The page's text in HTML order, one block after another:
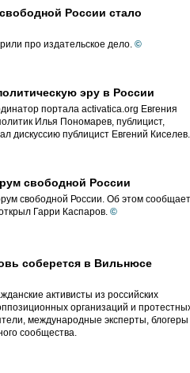
России стало
про издательское дело. ©
эру в России
портала activatica.org Евгения
Илья Пономарев, публицист,
дискуссию публицист Евгений Киселев.
свободной России
свободной России. Об этом сообщает
Гарри Каспаров. ©
соберется в Вильнюсе
активисты из российских
организаций и
международные эксперты, блогеры
сообщества.